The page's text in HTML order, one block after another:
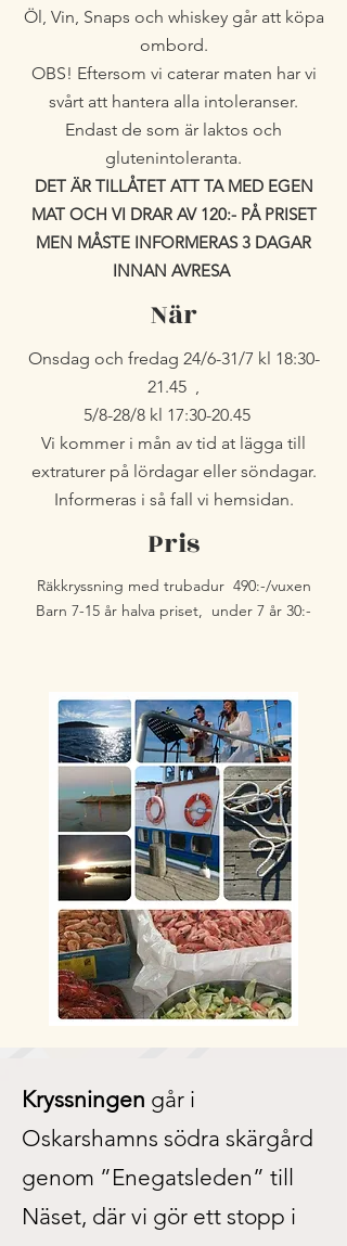
Öl, Vin, Snaps och whiskey går att köpa
ombord.
OBS! Eftersom vi caterar maten har vi
svårt att hantera alla intoleranser.
Endast de som är laktos och
glutenintoleranta.
DET ÄR TILLÅTET ATT TA MED EGEN
MAT OCH VI DRAR AV 120:- PÅ PRISET
MEN MÅSTE INFORMERAS 3 DAGAR
INNAN AVRESA
När
Onsdag och fredag 24/6-31/7 kl 18:30-
21.45 ,
5/8-28/8 kl 17:30-20.45
Vi kommer i mån av tid at lägga till
extraturer på lördagar eller söndagar.
Informeras i så fall vi hemsidan.
Pris
Räkkryssning med trubadur 490:-/vuxen
Barn 7-15 år halva priset, under 7 år 30:-
Kryssningen går i
Oskarshamns södra skärgård
genom ”Enegatsleden” till
Näset, där vi gör ett stopp i